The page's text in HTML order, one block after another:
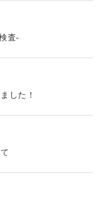
査-
した！